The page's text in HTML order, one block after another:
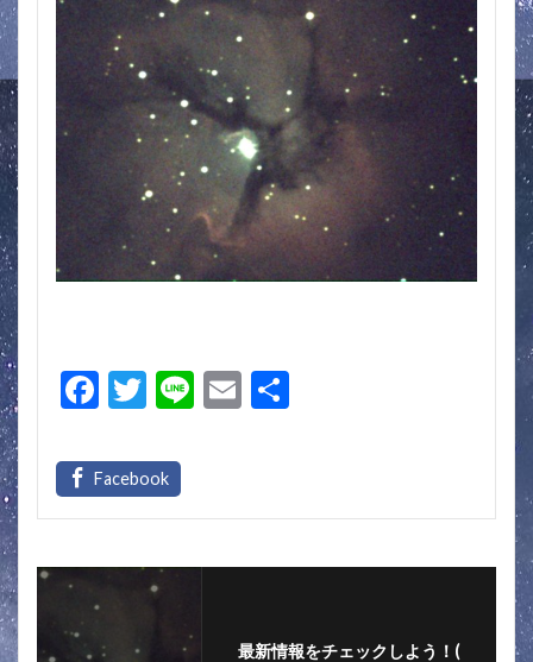
F
e
b
o
k
T
itt
er
Li E
最新情報をチェックしよう！(